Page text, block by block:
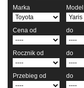
Marka Model
Cena od do
Rocznik od do
Przebieg od do